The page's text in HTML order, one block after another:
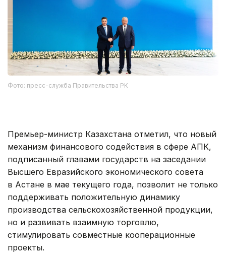
Фото: пресс-служба Правительства РК
Премьер-министр Казахстана отметил, что новый
механизм финансового содействия в сфере АПК,
подписанный главами государств на заседании
Высшего Евразийского экономического совета
в Астане в мае текущего года, позволит не только
поддерживать положительную динамику
производства сельскохозяйственной продукции,
но и развивать взаимную торговлю,
стимулировать совместные кооперационные
проекты.